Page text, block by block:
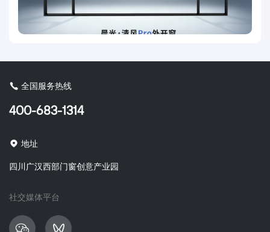
全国服务热线
400-683-1314
地址
四川广汉西部门窗创意产业园
社交媒体平台